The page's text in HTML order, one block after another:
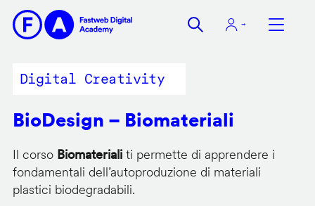
contenuto
Digital Creativity
BioDesign – Biomateriali
Il corso Biomaterialiti permette di apprendere i
fondamentali dell’autoproduzione di materiali
plastici biodegradabili.